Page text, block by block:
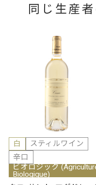
同じ生産
白
スティルワイン
辛口
ビオロジック
Biologique)